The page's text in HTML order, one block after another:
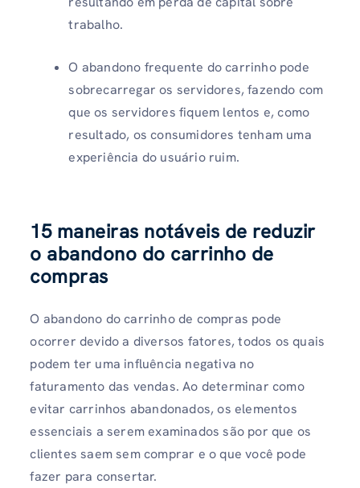
trabalho.
O abandono frequente do carrinho pode
sobrecarregar os servidores, fazendo com
que os servidores fiquem lentos e, como
resultado, os consumidores tenham uma
experiência do usuário ruim.
15 maneiras notáveis ​​de reduzir
o abandono do carrinho de
compras
O abandono do carrinho de compras pode
ocorrer devido a diversos fatores, todos os quais
podem ter uma influência negativa no
faturamento das vendas. Ao determinar como
evitar carrinhos abandonados, os elementos
essenciais a serem examinados são por que os
clientes saem sem comprar e o que você pode
fazer para consertar.